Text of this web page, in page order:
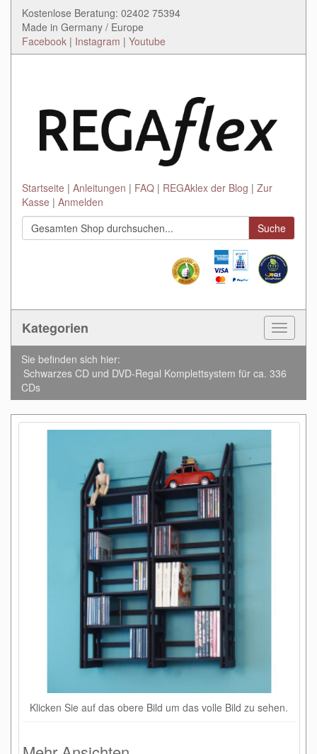
Kostenlose Beratung: 02402 75394
Made in Germany / Europe
Facebook | Instagram | Youtube
Startseite Anleitungen FAQ REGAklex der Blog
Zur
Kasse
Anmelden
Suche
Kategorien
Toggle
Sie befinden sich hier:
Schwarzes CD und DVD-Regal Komplettsystem für ca. 336
CDs
Klicken Sie auf das obere Bild um das volle Bild zu sehen.